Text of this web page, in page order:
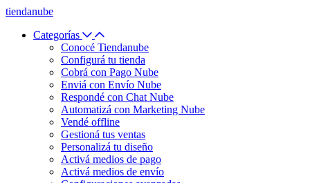
tiendanube
Categorías
Conocé Tiendanube
Configurá tu tienda
Cobrá con Pago Nube
Enviá con Envío Nube
Respondé con Chat Nube
Automatizá con Marketing Nube
Vendé offline
Gestioná tus ventas
Personalizá tu diseño
Activá medios de pago
Activá medios de envío